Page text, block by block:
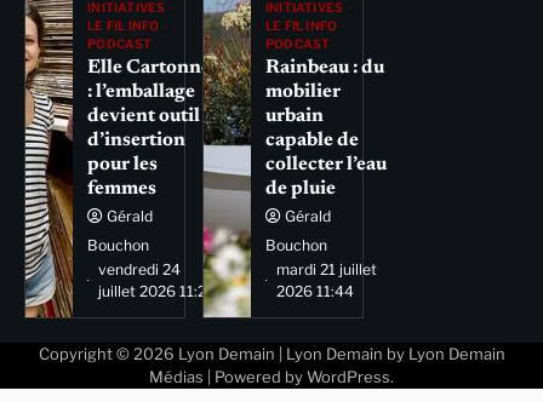
INITIATIVES
LE FIL INFO
PODCAST
Elle Cartonne
: l’emballage
devient outil
d’insertion
pour les
femmes
Gérald
Bouchon
vendredi 24
juillet 2026 11:29
INITIATIVES
LE FIL INFO
PODCAST
Rainbeau : du
mobilier
urbain
capable de
collecter l’eau
de pluie
Gérald
Bouchon
mardi 21 juillet
2026 11:44
Copyright © 2026 Lyon Demain | Lyon Demain by Lyon Demain
Médias | Powered by WordPress.